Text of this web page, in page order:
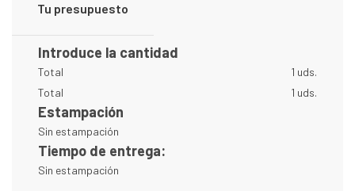
Tu presupuesto
Introduce la cantidad
Total
1 uds.
Total
1 uds.
Estampación
Sin estampación
Tiempo de entrega:
Sin estampación